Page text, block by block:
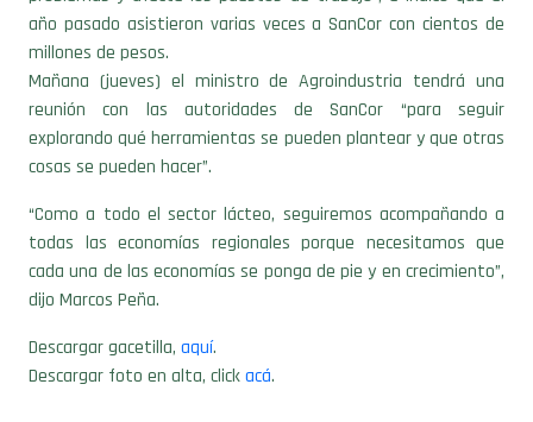
millones de pesos.
Mañana (jueves) el ministro de Agroindustria tendrá una
reunión con las autoridades de SanCor “para seguir
explorando qué herramientas se pueden plantear y que otras
cosas se pueden hacer”.
“Como a todo el sector lácteo, seguiremos acompañando a
todas las economías regionales porque necesitamos que
cada una de las economías se ponga de pie y en crecimiento”,
dijo Marcos Peña.
Descargar gacetilla,
Descargar foto en alta, click